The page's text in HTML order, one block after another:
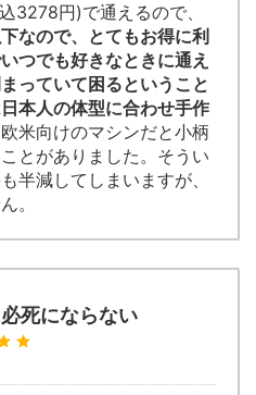
3278円)で通えるので、
なので、とてもお得に利
つでも好きなときに通え
っていて困るということ
本人の体型に合わせ手作
欧米向けのマシンだと小柄
とがありました。そうい
半減してしまいますが、
。
死にならない